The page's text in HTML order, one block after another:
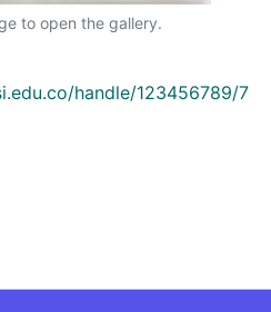
to open the gallery.
handle/123456789/7